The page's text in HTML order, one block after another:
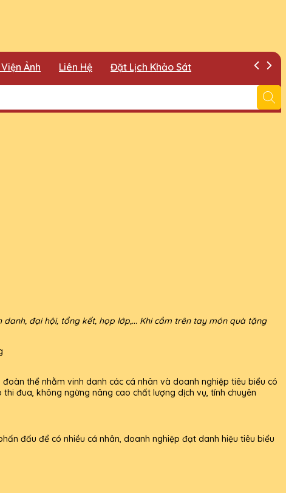
Ảnh Liên Hệ Đặt Lịch Khảo Sát
đại hội, tổng kết, họp lớp,... Khi cầm trên tay món quà tặng
thể nhằm vinh danh các cá nhân và doanh nghiệp tiêu biểu có
đua, không ngừng nâng cao chất lượng dịch vụ, tính chuyên
đấu để có nhiều cá nhân, doanh nghiệp đạt danh hiệu tiêu biểu